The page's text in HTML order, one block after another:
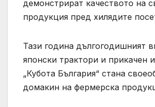
демонстрират качеството на
продукция пред хилядите
Тази година дългогодишният
японски трактори и прикачен
„Кубота България“ стана
домакин на фермерска